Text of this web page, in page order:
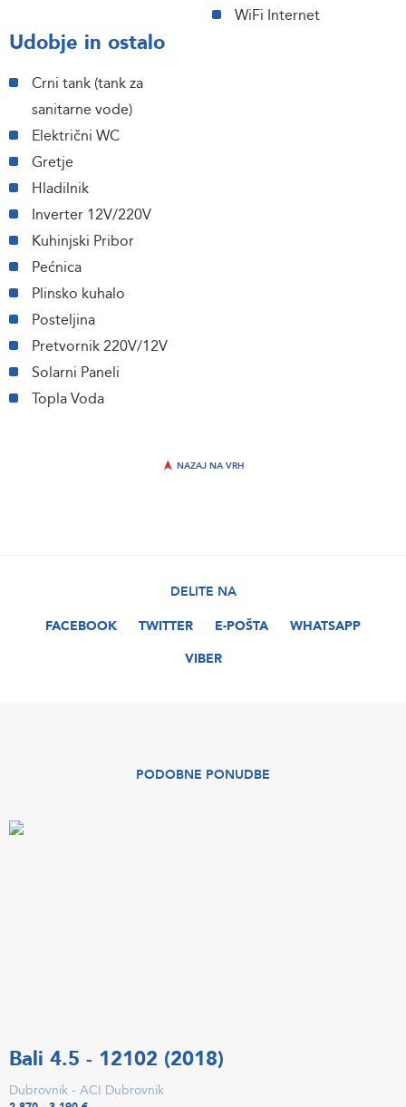
WiFi Internet
Udobje in ostalo
Crni tank (tank za
sanitarne vode)
Električni WC
Gretje
Hladilnik
Inverter 12V/220V
Kuhinjski Pribor
Pećnica
Plinsko kuhalo
Posteljina
Pretvornik 220V/12V
Solarni Paneli
Topla Voda
NAZAJ NA VRH
DELITE NA
FACEBOOK
TWITTER E-POŠTA
WHATSAPP
VIBER
PODOBNE PONUDBE
Bali 4.5 - 12102 (2018)
Dubrovnik - ACI Dubrovnik